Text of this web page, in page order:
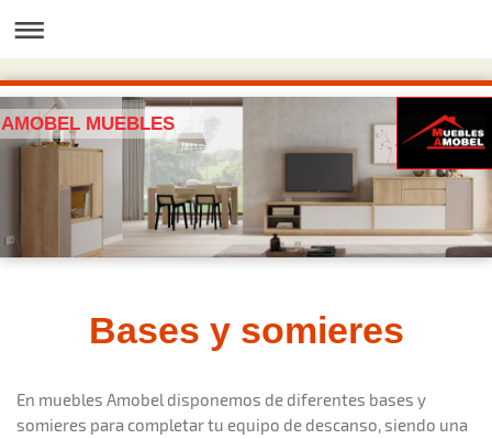
AMOBEL MUEBLES
Bases y somieres
En muebles Amobel disponemos de diferentes bases y
somieres para completar tu equipo de descanso, siendo una